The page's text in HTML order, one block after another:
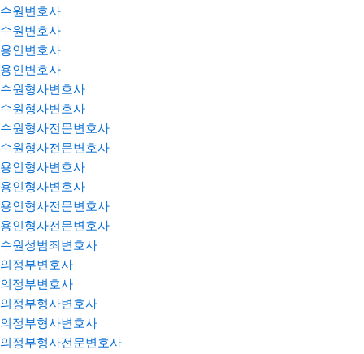
수원변호사
수원변호사
용인변호사
용인변호사
수원형사변호사
수원형사변호사
수원형사전문변호사
수원형사전문변호사
용인형사변호사
용인형사변호사
용인형사전문변호사
용인형사전문변호사
수원성범죄변호사
의정부변호사
의정부변호사
의정부형사변호사
의정부형사변호사
의정부형사전문변호사